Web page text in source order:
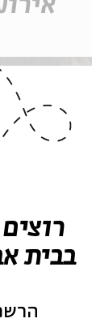
חבורת
בבית